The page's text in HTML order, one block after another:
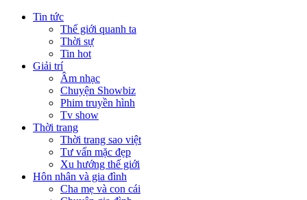
Tin tức
Thế giới quanh ta
Thời sự
Tin hot
Giải trí
Âm nhạc
Chuyện Showbiz
Phim truyền hình
Tv show
Thời trang
Thời trang sao việt
Tư vấn mặc đẹp
Xu hướng thế giới
Hôn nhân và gia đình
Cha mẹ và con cái